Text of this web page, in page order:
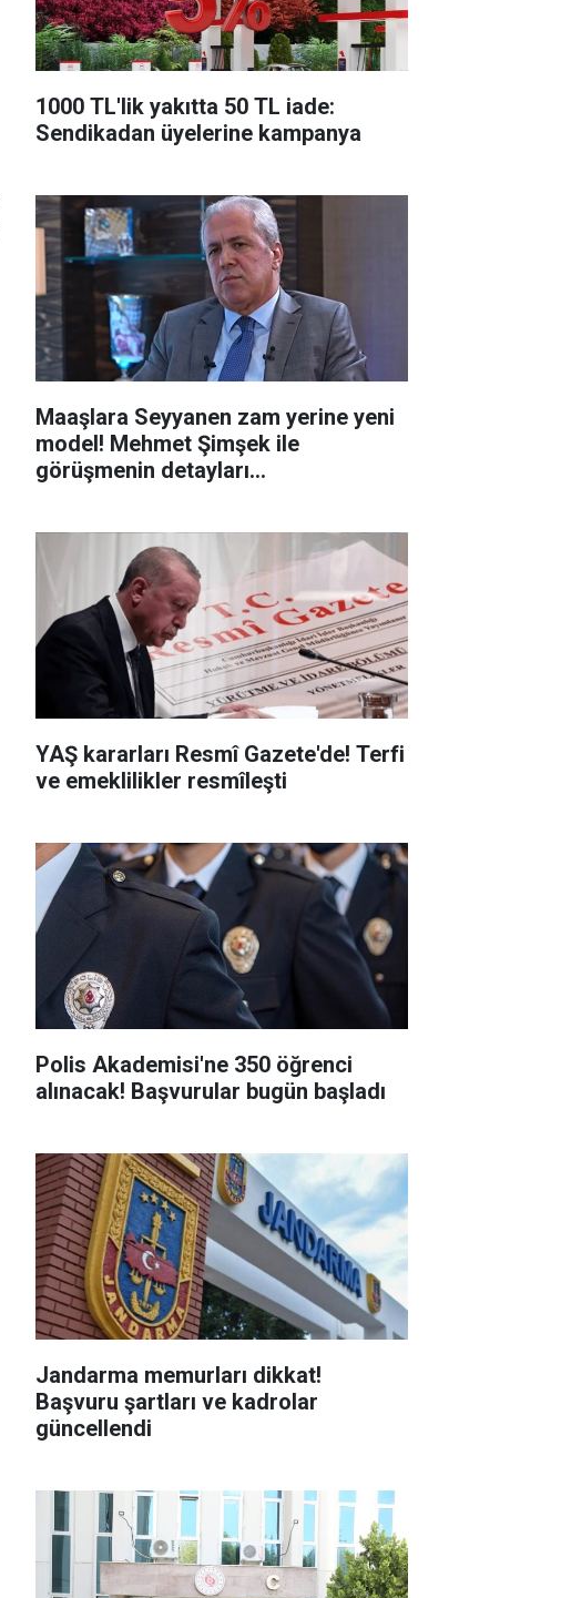
1000 TL'lik yakıtta 50 TL iade:
Sendikadan üyelerine kampanya
Maaşlara Seyyanen zam yerine yeni
model! Mehmet Şimşek ile
görüşmenin detayları...
YAŞ kararları Resmî Gazete'de! Terfi
ve emeklilikler resmîleşti
Polis Akademisi'ne 350 öğrenci
alınacak! Başvurular bugün başladı
Jandarma memurları dikkat!
Başvuru şartları ve kadrolar
güncellendi